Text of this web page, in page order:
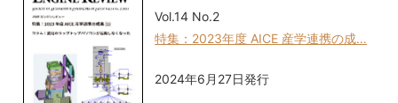
Vol.14 No.2
特集：2023年度 AICE 産学連携の成…
2024年6月27日発行